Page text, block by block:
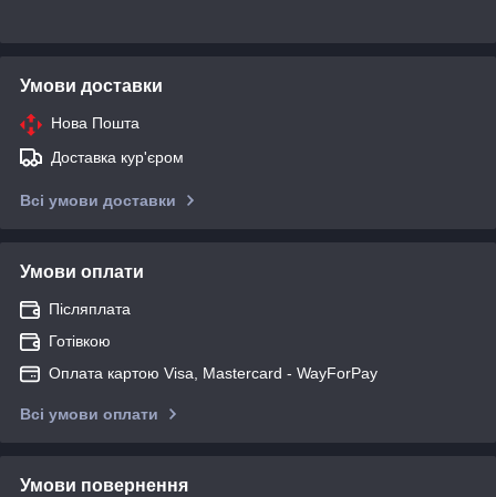
Умови доставки
Нова Пошта
Доставка кур'єром
Всі умови доставки
Умови оплати
Післяплата
Готівкою
Оплата картою Visa, Mastercard - WayForPay
Всі умови оплати
Умови повернення